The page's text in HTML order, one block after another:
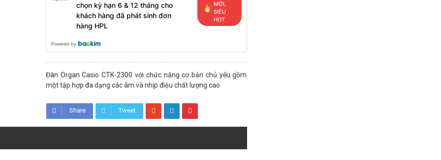
chọn kỳ hạn 6 & 12 tháng cho
khách hàng đã phát sinh đơn
hàng HPL
MỚI,
SIÊU
HOT
Powered by
Đàn Organ Casio CTK-2300 với chức năng cơ bản chủ yếu gồm
một tập hợp đa dạng các âm và nhịp điệu chất lượng cao
Share Tweet